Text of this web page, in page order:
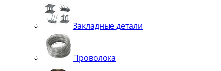
Закладные детали
Проволока